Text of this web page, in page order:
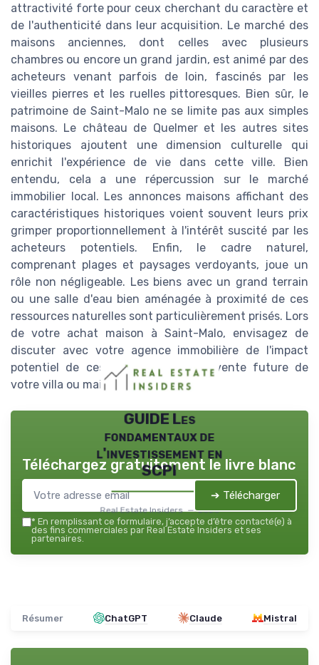
attractivité forte pour ceux cherchant du caractère et
de l'authenticité dans leur acquisition. Le marché des
maisons anciennes, dont celles avec plusieurs
chambres ou encore un grand jardin, est animé par des
acheteurs venant parfois de loin, fascinés par les
vieilles pierres et les ruelles pittoresques. Bien sûr, le
patrimoine de Saint-Malo ne se limite pas aux simples
maisons. Le château de Quelmer et les autres sites
historiques ajoutent une dimension culturelle qui
enrichit l'expérience de vie dans cette ville. Bien
entendu, cela a une répercussion sur le marché
immobilier local. Les annonces maisons affichant des
caractéristiques historiques voient souvent leurs prix
grimper proportionnellement à l'intérêt suscité par les
acheteurs potentiels. Enfin, le cadre naturel,
comprenant plages et paysages verdoyants, joue un
rôle non négligeable. Les biens avec un grand terrain
ou une salle d'eau bien aménagée à proximité de ces
ressources naturelles sont particulièrement prisés. Lors
de votre achat maison à Saint-Malo, envisagez de
discuter avec votre agence immobilière de l'impact
potentiel de ces facteurs sur la revente future de
votre villa ou maison choisie.
GUIDE Les
fondamentaux de
l'investissement en
SCPI
Real Estate Insiders — 2026
Téléchargez gratuitement le livre blanc
➔ Télécharger
* En remplissant ce formulaire, j’accepte d’être contacté(e) à
des fins commerciales par Real Estate Insiders et ses
partenaires.
Résumer ChatGPT Claude Mistral